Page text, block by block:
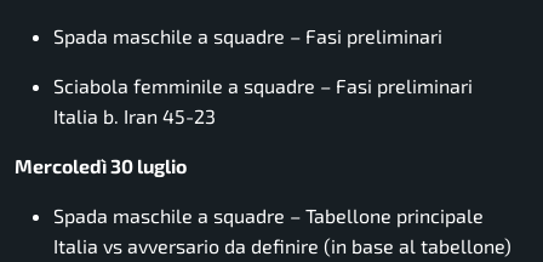
Spada maschile a squadre – Fasi preliminari
Sciabola femminile a squadre – Fasi preliminari
Italia b. Iran 45-23
Mercoledì 30 luglio
Spada maschile a squadre – Tabellone principale
Italia vs avversario da definire (in base al tabellone)